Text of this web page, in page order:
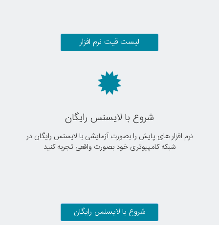
لیست قیت نرم افزار
شروع با لایسنس رایگان
نرم افزار های پایش را بصورت آزمایشی با لایسنس رایگان در
شبکه کامپیوتری خود بصورت واقعی تجربه کنید
شروع با لایسنس رایگان